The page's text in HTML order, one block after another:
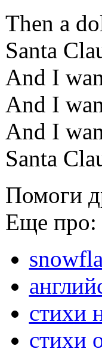
Then a
Santa
And I
And I
And I
Santa
Помоги
Еще про:
стихи
стихи